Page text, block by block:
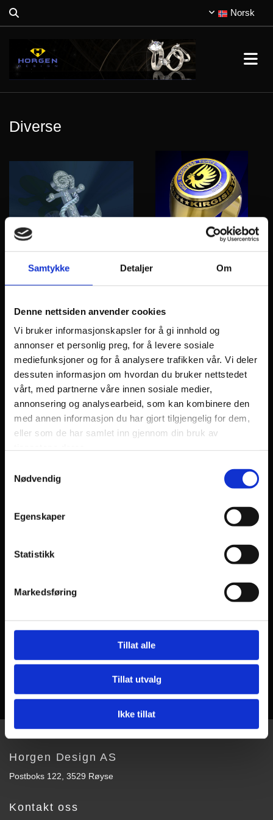
Samtykke Detaljer Om
Denne nettsiden anvender cookies
Vi bruker informasjonskapsler for å gi innhold og
annonser et personlig preg, for å levere sosiale
mediefunksjoner og for å analysere trafikken vår. Vi deler
dessuten informasjon om hvordan du bruker nettstedet
vårt, med partnerne våre innen sosiale medier,
annonsering og analysearbeid, som kan kombinere den
med annen informasjon du har gjort tilgjengelig for dem,
eller som de har samlet inn gjennom din bruk av
Nødvendig
Egenskaper
Statistikk
Markedsføring
Tillat alle
Tillat utvalg
Ikke tillat
Norsk
Diverse
Horgen Design AS
Postboks 122, 3529 Røyse
Kontakt oss